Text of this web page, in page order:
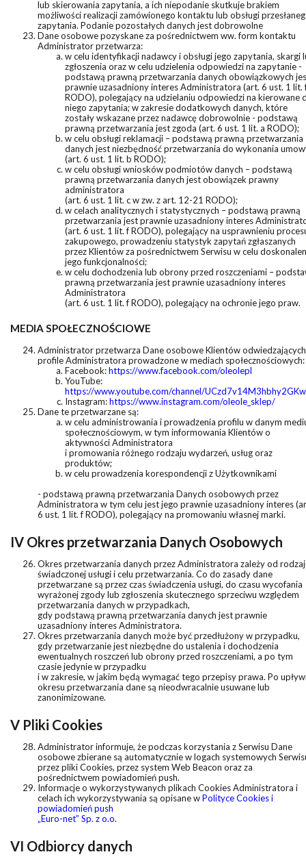
lub skierowania zapytania, a ich niepodanie skutkuje brakiem
możliwości realizacji zamówionego kontaktu lub obsługi
zapytania. Podanie pozostałych danych jest dobrowolne
Dane osobowe pozyskane za pośrednictwem ww. form kontaktu
Administrator przetwarza:
w celu identyfikacji nadawcy i obsługi jego zapytania, skargi
zgłoszenia oraz w celu udzielenia odpowiedzi na zapytanie -
podstawą prawną przetwarzania danych obowiązkowych
prawnie uzasadniony interes Administratora (art. 6 ust. 1 lit.
RODO), polegający na udzielaniu odpowiedzi na kierowane
niego zapytania; w zakresie dodatkowych danych, które
zostały wskazane przez nadawcę dobrowolnie - podstawą
prawną przetwarzania jest zgoda (art. 6 ust. 1 lit. a RODO);
w celu obsługi reklamacji – podstawą prawną przetwarzania
danych jest niezbędność przetwarzania do wykonania
(art. 6 ust. 1 lit. b RODO);
w celu obsługi wniosków podmiotów danych – podstawą
prawną przetwarzania danych jest obowiązek prawny
administratora
(art. 6 ust. 1 lit. c w zw. z art. 12-21 RODO);
w celach analitycznych i statystycznych – podstawą prawną
przetwarzania jest prawnie uzasadniony interes
(art. 6 ust. 1 lit. f RODO), polegający na usprawnieniu
zakupowego, prowadzeniu statystyk zapytań zgłaszanych
przez Klientów za pośrednictwem Serwisu w celu
jego funkcjonalności;
w celu dochodzenia lub obrony przed roszczeniami –
prawną przetwarzania jest prawnie uzasadniony interes
Administratora
(art. 6 ust. 1 lit. f RODO), polegający na ochronie jego praw.
MEDIA SPOŁECZNOŚCIOWE
Administrator przetwarza Dane osobowe Klientów odwiedzających
profile Administratora prowadzone w mediach społecznościowych:
Facebook:https://www.facebook.com/oleolepl
YouTube:
https://www.youtube.com/channel/
Instagram:https://www.instagram.com/oleole_sklep/
Dane te przetwarzane są:
w celu administrowania i prowadzenia profilu w danym
społecznościowym, w tym informowania Klientów o
aktywności Administratora
i promowania różnego rodzaju wydarzeń, usług oraz
produktów;
w celu prowadzenia korespondencji z Użytkownikami
- podstawą prawną przetwarzania Danych osobowych przez
Administratora w tym celu jest jego prawnie uzasadniony interes
6 ust. 1 lit. f RODO), polegający na promowaniu własnej marki.
IV Okres przetwarzania Danych Osobowych
Okres przetwarzania danych przez Administratora zależy od
świadczonej usługi i celu przetwarzania. Co do zasady dane
przetwarzane są przez czas świadczenia usługi, do czasu wycofania
wyrażonej zgody lub zgłoszenia skutecznego sprzeciwu względem
przetwarzania danych w przypadkach,
gdy podstawą prawną przetwarzania danych jest prawnie
uzasadniony interes Administratora.
Okres przetwarzania danych może być przedłużony w przypadku,
gdy przetwarzanie jest niezbędne do ustalenia i dochodzenia
ewentualnych roszczeń lub obrony przed roszczeniami, a po tym
czasie jedynie w przypadku
i w zakresie, w jakim będą wymagać tego przepisy prawa. Po
okresu przetwarzania dane są nieodwracalnie usuwane lub
zanonimizowane.
V Pliki Cookies
Administrator informuje, że podczas korzystania z Serwisu Dane
osobowe zbierane są automatycznie w logach systemowych
przez pliki Cookies, przez system Web Beacon oraz za
pośrednictwem powiadomień push.
Informacje o wykorzystywanych plikach Cookies Administratora i
celach ich wykorzystywania są opisane wPolityce Cookies i
powiadomień push
„Euro-net” Sp. z o.o.
VI Odbiorcy danych